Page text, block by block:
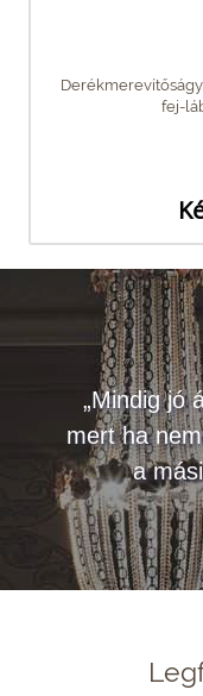
fej-
„Mindig jó
mert ha
a